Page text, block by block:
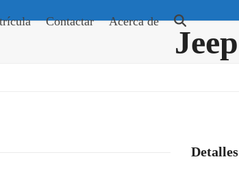
Contactar Acerca de
Jeep
Detalles